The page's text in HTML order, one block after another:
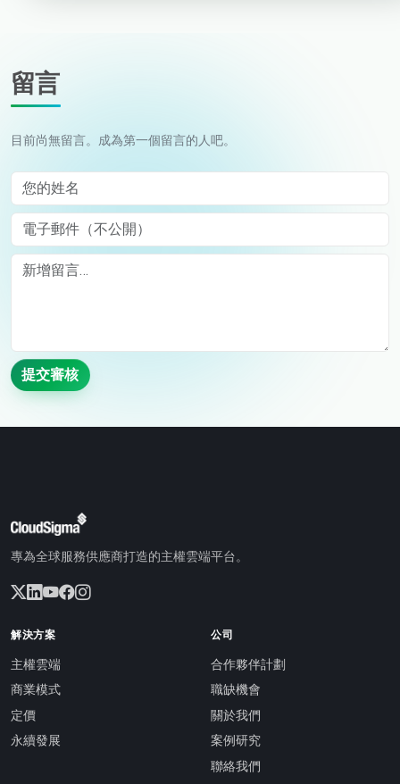
留言
目前尚無留言。成為第一個留言的人吧。
您的姓名
電子郵件（不公開）
Comment
提交審核
專為全球服務供應商打造的主權雲端平台。
解決方案
主權雲端
商業模式
定價
永續發展
公司
合作夥伴計劃
職缺機會
關於我們
案例研究
聯絡我們